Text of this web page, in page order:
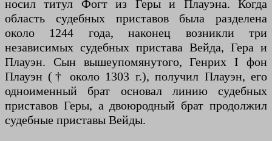
носил титул Фогт из Геры и Плауэна. Когда
область судебных приставов была разделена
около 1244 года, наконец возникли три
независимых судебных пристава Вейда, Гера и
Плауэн. Сын вышеупомянутого, Генрих I фон
Плауэн († около 1303 г.), получил Плауэн, его
одноименный брат основал линию судебных
приставов Геры, а двоюродный брат продолжил
судебные приставы Вейды.